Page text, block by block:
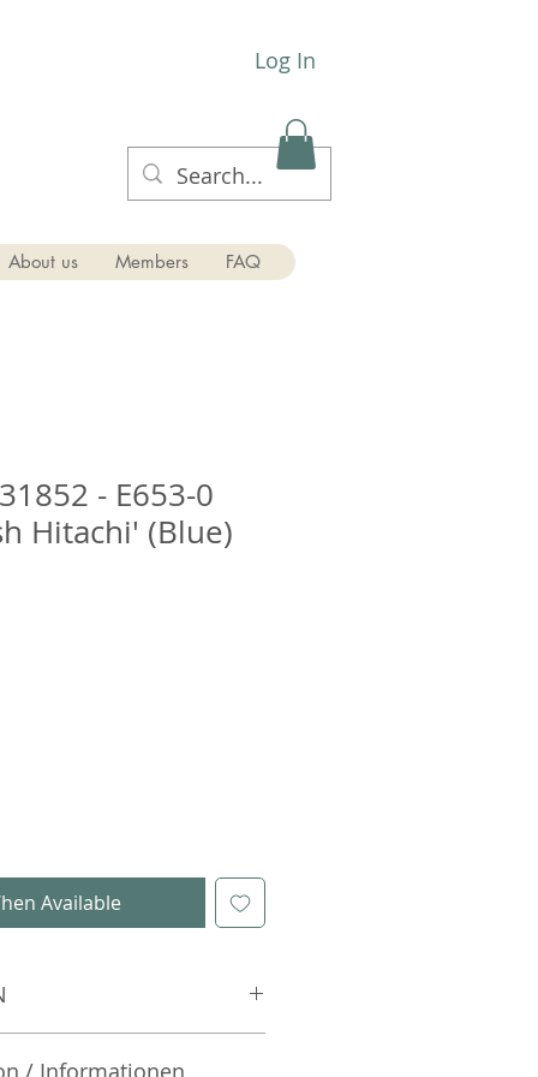
Log In
About us Members FAQ
- E653-0
Hitachi' (Blue)
Available
/ Informationen